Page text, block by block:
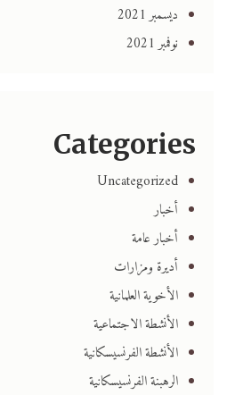
ديسمبر 2021
نوفمبر 2021
Categories
Uncategorized
أخبار
أخبار عامة
أديرة ومزارات
الأخوية العلمانية
الأنشطة الاجتماعية
الأنشطة الفرنسيسكانية
الرهبنة الفرنسيسكانية